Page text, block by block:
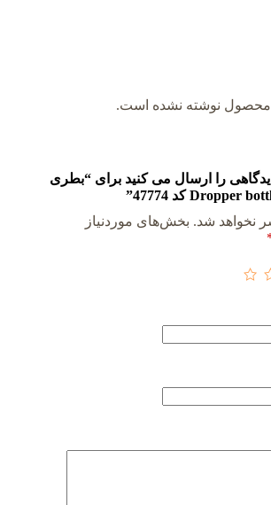
محصول نوشته نشده است.
را ارسال می کنید برای “بطری
نخواهد شد. بخش‌های موردنیاز